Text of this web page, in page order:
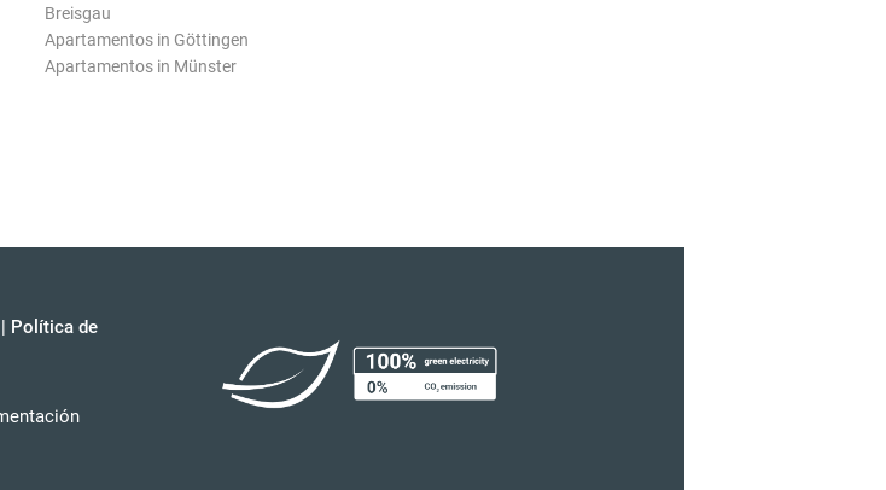
Breisgau
Apartamentos in Göttingen
Apartamentos in Münster
| Política de